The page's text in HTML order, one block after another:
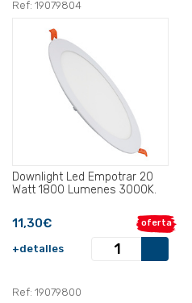
Ref: 19079804
Downlight Led Empotrar 20
Watt 1800 Lumenes 3000K.
oferta
11,30€
+detalles
Ref: 19079800